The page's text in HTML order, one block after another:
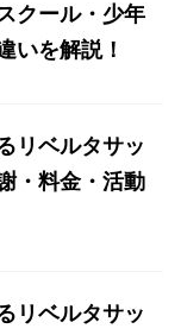
クール・少年
いを解説！
リベルタサッ
・料金・活動
リベルタサッ